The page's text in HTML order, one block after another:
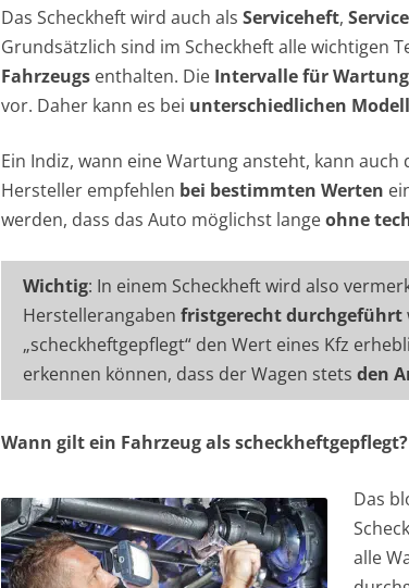
Das Scheckheft wird auch als Serviceheft,
Grundsätzlich sind im Scheckheft alle wichtigen
Fahrzeugs enthalten. Die Intervalle für
vor. Daher kann es bei unterschiedlichen
Ein Indiz, wann eine Wartung ansteht, kann auch
Hersteller empfehlen bei bestimmten Werten
werden, dass das Auto möglichst langeohne
Wichtig: In einem Scheckheft wird also
Herstellerangaben fristgerecht durchgeführt
„scheckheftgepflegt“ den Wert eines Kfz
erkennen können, dass der Wagen stets den
Wann gilt ein Fahrzeug als scheckheftgepflegt?
Das
alle